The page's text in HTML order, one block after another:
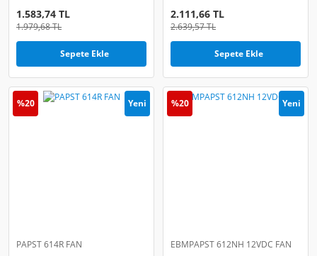
1.583,74 TL
1.979,68 TL
Sepete Ekle
2.111,66 TL
2.639,57 TL
Sepete Ekle
Yeni
PAPST 614R FAN
%20 Yeni
EBMPAPST 612NH 12VDC FAN
%20